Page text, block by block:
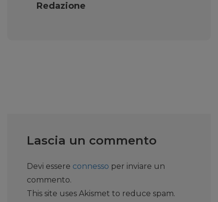
Redazione
Lascia un commento
Devi essere connesso per inviare un
commento.
This site uses Akismet to reduce spam.